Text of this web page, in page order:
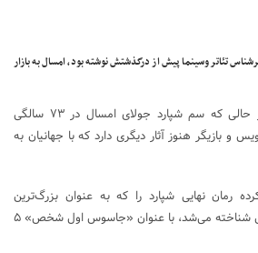
تئاتر وسینما پیش از درگذشتش نوشته بود، امسال به بازار
به نقل از آسوشیتدپرس، در حالی که سم شپارد جولای امسال در ۷۳ سالگی
و بازیگر هنوز آثار دیگری دارد که با جهانیان به
رمان نهایی شپارد را که به عنوان بزرگ‌ترین
نمایشنامه نویس نسل خودش شناخته می‌شد، با عنوان «جاسوس اول شخص» ۵